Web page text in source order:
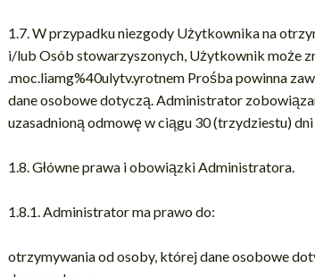
1.7. W przypadku niezgody Użytkownika na
i/lub Osób stowarzyszonych, Użytkownik może
.moc.liamg%40ulytv.yrotnem Prośba powinna
dane osobowe dotyczą. Administrator
uzasadnioną odmowę w ciągu 30 (trzydziestu)
1.8. Główne prawa i obowiązki Administratora.
1.8.1. Administrator ma prawo do:
otrzymywania od osoby, której dane osobowe